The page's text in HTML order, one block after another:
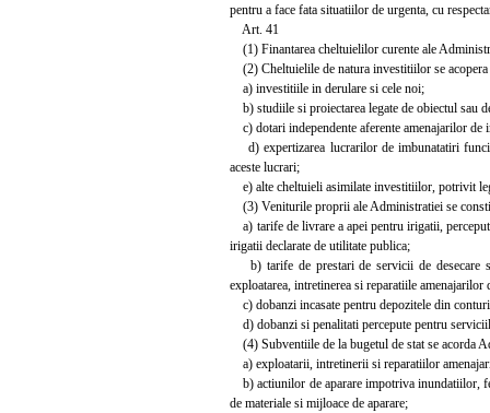
pentru a face fata situatiilor de urgenta, cu
Art. 41
(1) Finantarea cheltuielilor curente ale
(2) Cheltuielile de natura investitiilor se acopera
a) investitiile in derulare si cele noi;
b) studiile si proiectarea legate de obiectul sau
c) dotari independente aferente amenajarilor
d) expertizarea lucrarilor de imbunatatiri
aceste lucrari;
e) alte cheltuieli asimilate investitiilor, potrivit
(3) Veniturile proprii ale Administratiei se
a) tarife de livrare a apei pentru irigatii,
irigatii declarate de utilitate publica;
b) tarife de prestari de servicii de desecare
exploatarea, intretinerea si reparatiile
c) dobanzi incasate pentru depozitele din
d) dobanzi si penalitati percepute pentru
(4) Subventiile de la bugetul de stat se acorda
a) exploatarii, intretinerii si reparatiilor
b) actiunilor de aparare impotriva inundatiilor,
de materiale si mijloace de aparare;